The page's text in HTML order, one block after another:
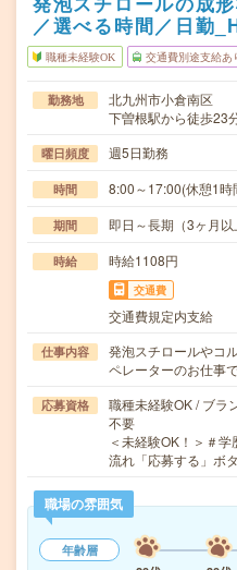
／選べる時間／日勤
職種未経験OK 交通費別途支給あ
勤務地
北九州市小倉南区
下曽根駅から徒歩23
曜日頻度 週5日勤務
時間 8:00～17:00(休憩1
期間 即日～長期（3ヶ月
時給 時給1108円
交通費
交通費規定内支給
仕事内容
発泡スチロールやコ
ペレーターのお仕事
応募資格
職種未経験OK / ブラ
不要
＜未経験OK！＞＃
流れ「応募する」ボ
職場の雰囲気
年齢層